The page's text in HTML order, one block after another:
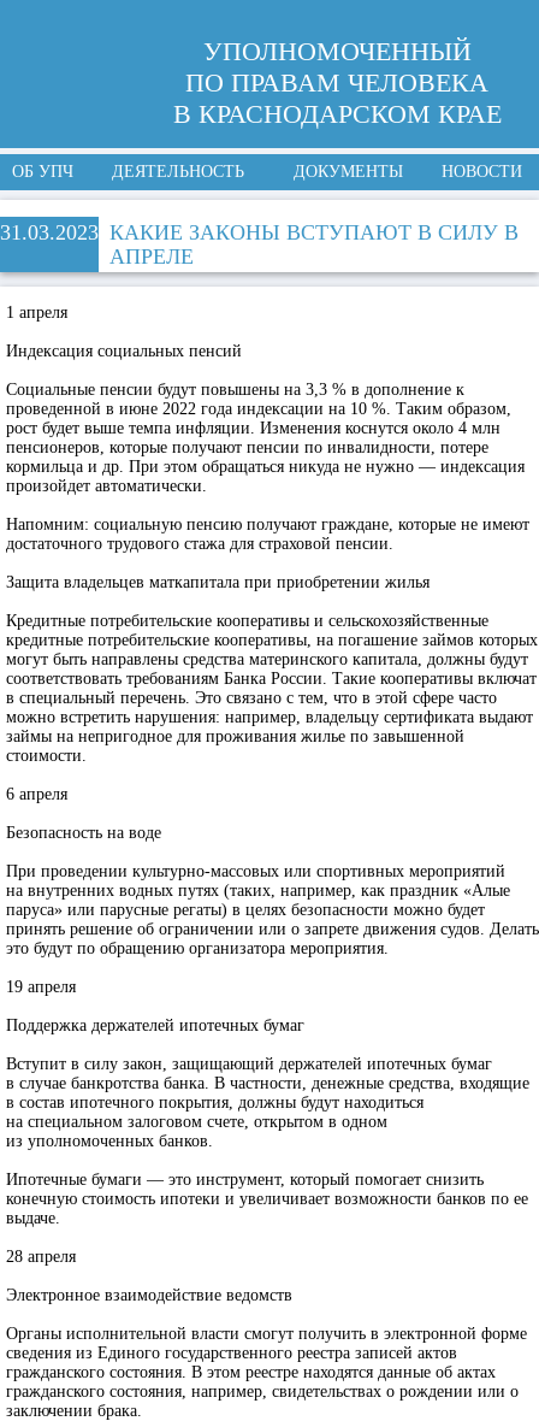
УПОЛНОМОЧЕННЫЙ
ПО ПРАВАМ ЧЕЛОВЕКА
В КРАСНОДАРСКОМ КРАЕ
ОБ УПЧ ДЕЯТЕЛЬНОСТЬ ДОКУМЕНТЫ НОВОСТИ
31.03.2023 КАКИЕ ЗАКОНЫ ВСТУПАЮТ В СИЛУ В
АПРЕЛЕ
1 апреля
Индексация социальных пенсий
Социальные пенсии будут повышены на 3,3 % в дополнение к
проведенной в июне 2022 года индексации на 10 %. Таким образом,
рост будет выше темпа инфляции. Изменения коснутся около 4 млн
пенсионеров, которые получают пенсии по инвалидности, потере
кормильца и др. При этом обращаться никуда не нужно — индексация
произойдет автоматически.
Напомним: социальную пенсию получают граждане, которые не имеют
достаточного трудового стажа для страховой пенсии.
Защита владельцев маткапитала при приобретении жилья
Кредитные потребительские кооперативы и сельскохозяйственные
кредитные потребительские кооперативы, на погашение займов которых
могут быть направлены средства материнского капитала, должны будут
соответствовать требованиям Банка России. Такие кооперативы включат
в специальный перечень. Это связано с тем, что в этой сфере часто
можно встретить нарушения: например, владельцу сертификата выдают
займы на непригодное для проживания жилье по завышенной
стоимости.
6 апреля
Безопасность на воде
При проведении культурно-массовых или спортивных мероприятий
на внутренних водных путях (таких, например, как праздник «Алые
паруса» или парусные регаты) в целях безопасности можно будет
принять решение об ограничении или о запрете движения судов. Делать
это будут по обращению организатора мероприятия.
19 апреля
Поддержка держателей ипотечных бумаг
Вступит в силу закон, защищающий держателей ипотечных бумаг
в случае банкротства банка. В частности, денежные средства, входящие
в состав ипотечного покрытия, должны будут находиться
на специальном залоговом счете, открытом в одном
из уполномоченных банков.
Ипотечные бумаги — это инструмент, который помогает снизить
конечную стоимость ипотеки и увеличивает возможности банков по ее
выдаче.
28 апреля
Электронное взаимодействие ведомств
Органы исполнительной власти смогут получить в электронной форме
сведения из Единого государственного реестра записей актов
гражданского состояния. В этом реестре находятся данные об актах
гражданского состояния, например, свидетельствах о рождении или о
заключении брака.